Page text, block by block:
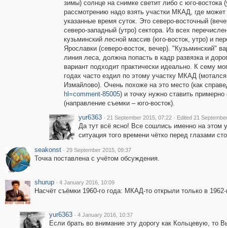
зимы) солнце на снимке светит либо с юго-востока
рассмотрению надо взять участки МКАД, где
указанные время суток. Это северо-восточный
северо-западный (утро) сектора. Из всех
кузьминский лесной массив (юго-восток, утро) и
Ярославки (северо-восток, вечер). "Кузьминский"
линия леса, должна попасть в кадр развязка и
вариант подходит практически идеально. К сему
годах часто ездил по этому участку МКАД
Измайлово). Очень похоже на это место (как
hl=comment-85005) и точку нужно ставить
(направление съемки – юго-восток).
yur6363 · 21 September 2015, 07:22 · Edited 21
Да тут всё ясно! Все сошлись именно на
ситуация того времени чётко перед глазами
seakonst · 29 September 2015, 09:37
Точка поставлена с учётом обсуждения.
shurup · 4 January 2016, 10:09
Насчёт съёмки 1960-го года: МКАД-то открыли только в
yur6363 · 4 January 2016, 10:37
Если брать во внимание эту дорогу как Кольцевую, то